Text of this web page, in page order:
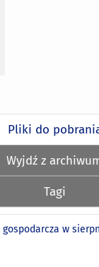
Pliki do
Wyjdź z
Tagi
w